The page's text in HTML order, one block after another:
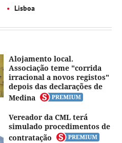
Lisboa
Alojamento local.
Associação teme "corrida
irracional a novos registos"
depois das declarações de
Medina
Vereador da CML terá
simulado procedimentos de
contratação